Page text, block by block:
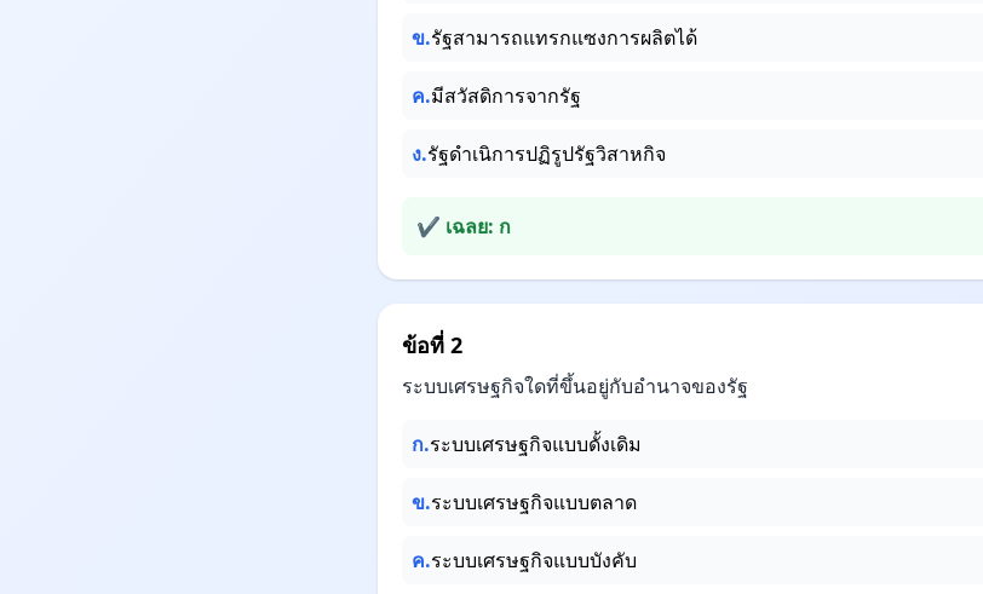
ข.รัฐสามารถแทรกแซงการผลิตได้
ค.มีสวัสดิการจากรัฐ
ง.รัฐดำเนิการปฏิรูปรัฐวิสาหกิจ
✔ เฉลย: ก
ข้อที่ 2
ระบบเศรษฐกิจใดที่ขึ้นอยู่กับอำนาจของรัฐ
ก.ระบบเศรษฐกิจแบบดั้งเดิม
ข.ระบบเศรษฐกิจแบบตลาด
ค.ระบบเศรษฐกิจแบบบังคับ